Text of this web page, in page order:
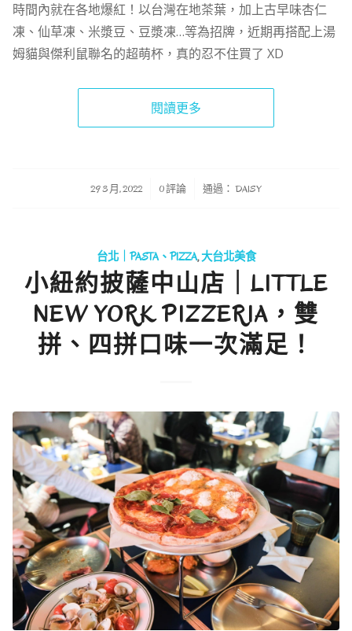
時間內就在各地爆紅！以台灣在地茶葉，加上古早味杏仁
凍、仙草凍、米漿豆、豆漿凍…等為招牌，近期再搭配上湯
姆貓與傑利鼠聯名的超萌杯，真的忍不住買了 XD
閱讀更多
29 3 月, 2022
/ 0 評論 通過： DAISY
台北｜PASTA、PIZZA,大台北美食
小紐約披薩中山店｜LITTLE
NEW YORK PIZZERIA，雙
拼、四拼口味一次滿足！